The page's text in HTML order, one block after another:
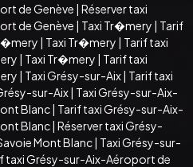
de Genève | Réserver taxi
de Genève | Taxi Tr�mery | Tarif
| Taxi Tr�mery | Tarif taxi
| Taxi Tr�mery | Tarif taxi
| Taxi Grésy-sur-Aix| Tarif taxi
sur-Aix| Taxi Grésy-sur-Aix-
Blanc| Tarif taxi Grésy-sur-Aix-
Blanc| Réserver taxi Grésy-
Mont Blanc| Taxi Grésy-sur-
taxi Grésy-sur-Aix-Aéroport de